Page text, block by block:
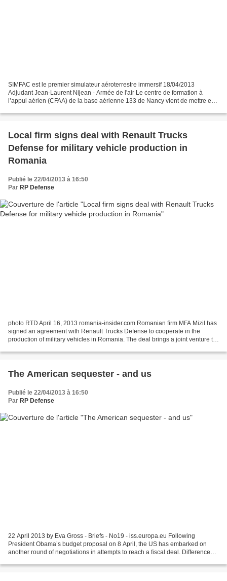
SIMFAC est le premier simulateur aéroterrestre immersif 18/04/2013
Adjudant Jean-Laurent Nijean - Armée de l'air Le centre de formation à
l’appui aérien (CFAA) de la base aérienne 133 de Nancy vient de mettre en
Local firm signs deal with Renault Trucks
Defense for military vehicle production in
Romania
Publié le 22/04/2013 à 16:50
Par RP Defense
photo RTD April 16, 2013 romania-insider.com Romanian firm MFA Mizil has
signed an agreement with Renault Trucks Defense to cooperate in the
production of military vehicles in Romania. The deal brings a joint venture to
The American sequester - and us
Publié le 22/04/2013 à 16:50
Par RP Defense
22 April 2013 by Eva Gross - Briefs - No19 - iss.europa.eu Following
President Obama’s budget proposal on 8 April, the US has embarked on
another round of negotiations in attempts to reach a fiscal deal. Differences